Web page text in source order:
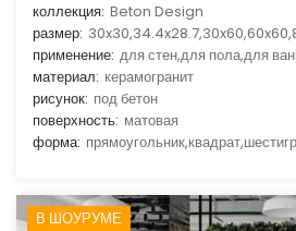
коллекция: Beton Design
размер:
применение: для стен,для пола,для
материал: керамогранит
рисунок: под бетон
поверхность: матовая
форма:
В ШОУРУМЕ